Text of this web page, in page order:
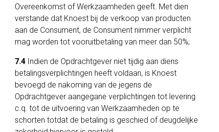
Overeenkomst of Werkzaamheden geeft. Met dien
verstande dat Knoest bij de verkoop van producten
aan de Consument, de Consument nimmer verplicht
mag worden tot vooruitbetaling van meer dan 50%;
7.4 Indien de Opdrachtgever niet tijdig aan diens
betalingsverplichtingen heeft voldaan, is Knoest
bevoegd de nakoming van de jegens de
Opdrachtgever aangegane verplichtingen tot levering
c.q. tot de uitvoering van Werkzaamheden op te
schorten totdat de betaling is geschied of deugdelijke